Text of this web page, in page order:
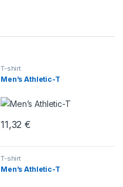
T-shirt
Men’s Athletic-T
11,32€
T-shirt
Men’s Athletic-T